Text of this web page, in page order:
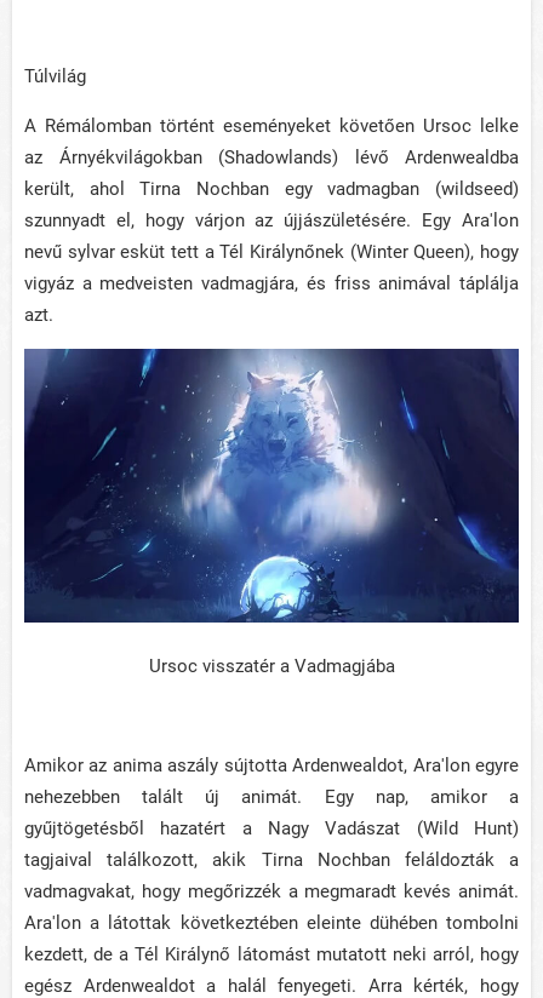
Túlvilág
A Rémálomban történt eseményeket követően Ursoc lelke
az Árnyékvilágokban (Shadowlands) lévő Ardenwealdba
került, ahol Tirna Nochban egy vadmagban (wildseed)
szunnyadt el, hogy várjon az újjászületésére. Egy Ara'lon
nevű sylvar esküt tett a Tél Királynőnek (Winter Queen), hogy
vigyáz a medveisten vadmagjára, és friss animával táplálja
azt.
Ursoc visszatér a Vadmagjába
Amikor az anima aszály sújtotta Ardenwealdot, Ara'lon egyre
nehezebben talált új animát. Egy nap, amikor a
gyűjtögetésből hazatért a Nagy Vadászat (Wild Hunt)
tagjaival találkozott, akik Tirna Nochban feláldozták a
vadmagvakat, hogy megőrizzék a megmaradt kevés animát.
Ara'lon a látottak következtében eleinte dühében tombolni
kezdett, de a Tél Királynő látomást mutatott neki arról, hogy
egész Ardenwealdot a halál fenyegeti. Arra kérték, hogy